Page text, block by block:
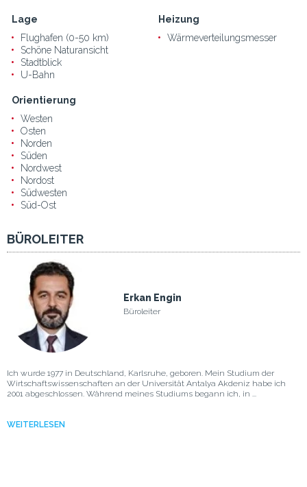
Lage
Flughafen (0-50 km)
Schöne Naturansicht
Stadtblick
U-Bahn
Heizung
Wärmeverteilungsmesser
Orientierung
Westen
Osten
Norden
Süden
Nordwest
Nordost
Südwesten
Süd-Ost
BÜROLEITER
Erkan Engin
Büroleiter
Ich wurde 1977 in Deutschland, Karlsruhe, geboren. Mein Studium der
Wirtschaftswissenschaften an der Universität Antalya Akdeniz habe ich
2001 abgeschlossen. Während meines Studiums begann ich, in ...
WEITERLESEN